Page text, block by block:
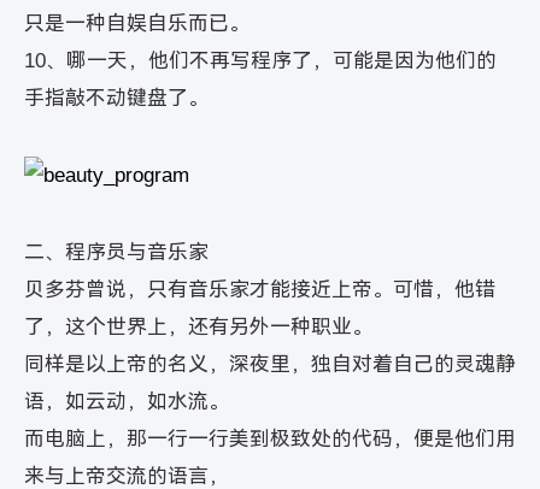
只是一种自娱自乐而已。
10、哪一天，他们不再写程序了，可能是因为他们的
手指敲不动键盘了。
二、程序员与音乐家
贝多芬曾说，只有音乐家才能接近上帝。可惜，他错
了，这个世界上，还有另外一种职业。
同样是以上帝的名义，深夜里，独自对着自己的灵魂静
语，如云动，如水流。
而电脑上，那一行一行美到极致处的代码，便是他们用
来与上帝交流的语言，